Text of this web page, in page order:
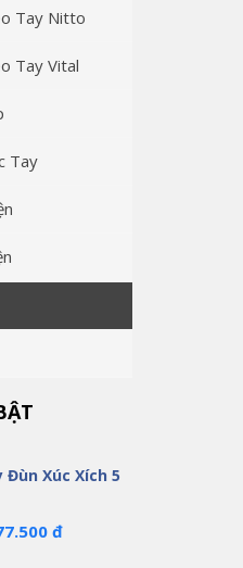
Tay Nitto
Tay Vital
Tay
Đùn Xúc Xích 5
đ